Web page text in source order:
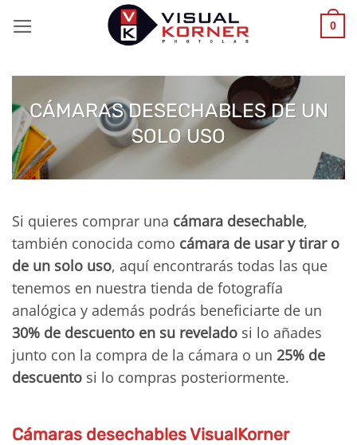
0
CÁMARAS DESECHABLES DE UN
SOLO USO
Si quieres comprar una cámara desechable,
también conocida como cámara de usar y tirar o
de un solo uso, aquí encontrarás todas las que
tenemos en nuestra tienda de fotografía
analógica y además podrás beneficiarte de un
30% de descuento en su revelado si lo añades
junto con la compra de la cámara o un 25% de
descuento si lo compras posteriormente.
Cámaras desechables VisualKorner